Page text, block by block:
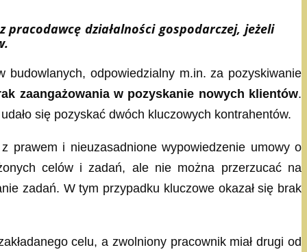
działalności gospodarczej, jeżeli
budowlanych, odpowiedzialny m.in. za pozyskiwanie
zaangażowania w pozyskanie nowych klientów.
się pozyskać dwóch kluczowych kontrahentów.
prawem i nieuzasadnione wypowiedzenie umowy o
celów i zadań, ale nie można przerzucać na
zadań. W tym przypadku kluczowe okazał się brak
celu, a zwolniony pracownik miał drugi od